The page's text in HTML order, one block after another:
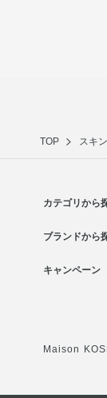
TOP スキ
カテゴリから
ブランドから
キャンペーン
Maison